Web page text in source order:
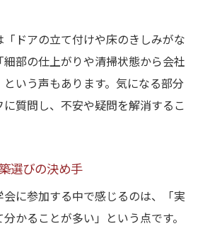
ドアの立て付けや床のきしみがな
部の仕上がりや清掃状態から会社
いう声もあります。気になる部分
質問し、不安や疑問を解消するこ
選びの決め手
に参加する中で感じるのは、「実
かることが多い」という点です。